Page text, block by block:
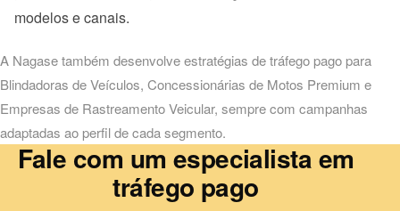
modelos e canais.
A Nagase também desenvolve estratégias detráfego pago para
Blindadoras de Veículos, Concessionárias de Motos Premium e
Empresas de Rastreamento Veicular, sempre com campanhas
adaptadas ao perfil de cada segmento.
Fale com um especialista em
tráfego pago